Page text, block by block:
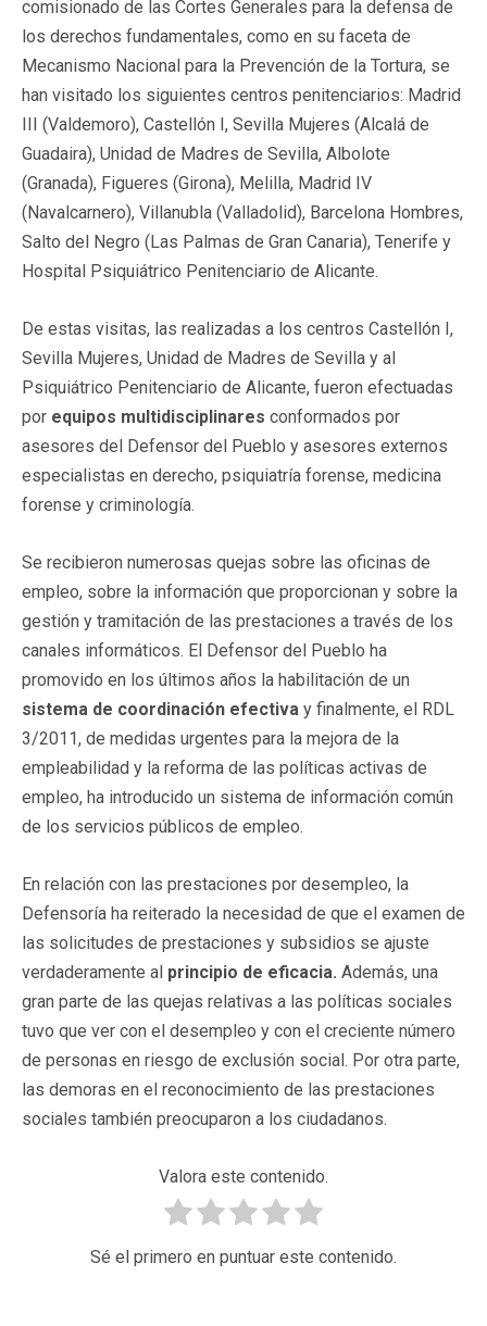
comisionado de las Cortes Generales para la defensa de
los derechos fundamentales, como en su faceta de
Mecanismo Nacional para la Prevención de la Tortura, se
han visitado los siguientes centros penitenciarios: Madrid
III (Valdemoro), Castellón I, Sevilla Mujeres (Alcalá de
Guadaira), Unidad de Madres de Sevilla, Albolote
(Granada), Figueres (Girona), Melilla, Madrid IV
(Navalcarnero), Villanubla (Valladolid), Barcelona Hombres,
Salto del Negro (Las Palmas de Gran Canaria), Tenerife y
Hospital Psiquiátrico Penitenciario de Alicante.
De estas visitas, las realizadas a los centros Castellón I,
Sevilla Mujeres, Unidad de Madres de Sevilla y al
Psiquiátrico Penitenciario de Alicante, fueron efectuadas
por equipos multidisciplinares conformados por
asesores del Defensor del Pueblo y asesores externos
especialistas en derecho, psiquiatría forense, medicina
forense y criminología.
Se recibieron numerosas quejas sobre las oficinas de
empleo, sobre la información que proporcionan y sobre la
gestión y tramitación de las prestaciones a través de los
canales informáticos. El Defensor del Pueblo ha
promovido en los últimos años la habilitación de un
sistema de coordinación efectiva y finalmente, el RDL
3/2011, de medidas urgentes para la mejora de la
empleabilidad y la reforma de las políticas activas de
empleo, ha introducido un sistema de información común
de los servicios públicos de empleo.
En relación con las prestaciones por desempleo, la
Defensoría ha reiterado la necesidad de que el examen de
las solicitudes de prestaciones y subsidios se ajuste
verdaderamente al principio de eficacia. Además, una
gran parte de las quejas relativas a las políticas sociales
tuvo que ver con el desempleo y con el creciente número
de personas en riesgo de exclusión social. Por otra parte,
las demoras en el reconocimiento de las prestaciones
sociales también preocuparon a los ciudadanos.
Valora este contenido.
Sé el primero en puntuar este contenido.